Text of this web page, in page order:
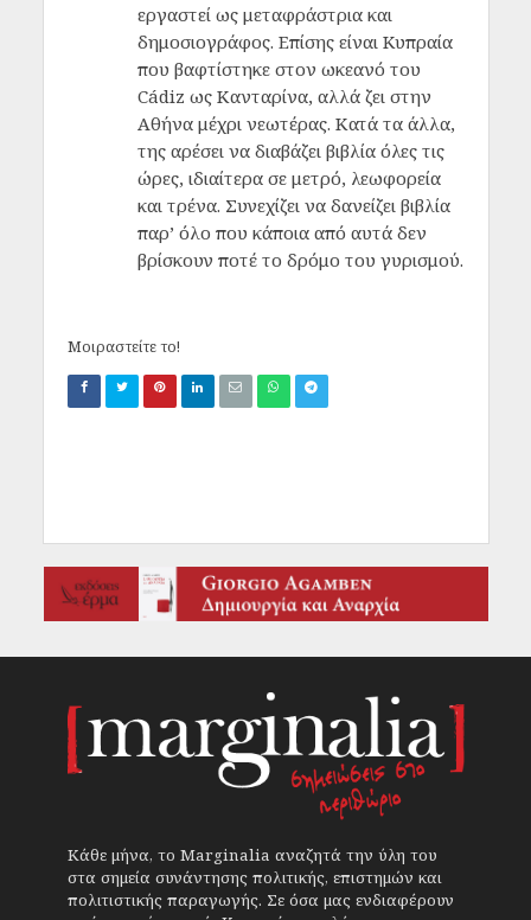
εργαστεί ως μεταφράστρια και
δημοσιογράφος. Επίσης είναι Κυπραία
που βαφτίστηκε στον ωκεανό του
Cádiz ως Κανταρίνα, αλλά ζει στην
Αθήνα μέχρι νεωτέρας. Κατά τα άλλα,
της αρέσει να διαβάζει βιβλία όλες τις
ώρες, ιδιαίτερα σε μετρό, λεωφορεία
και τρένα. Συνεχίζει να δανείζει βιβλία
παρ’ όλο που κάποια από αυτά δεν
βρίσκουν ποτέ το δρόμο του γυρισμού.
Μοιραστείτε το!
Κάθε μήνα, το Marginalia αναζητά την ύλη του
στα σημεία συνάντησης πολιτικής, επιστημών και
πολιτιστικής παραγωγής. Σε όσα μας ενδιαφέρουν